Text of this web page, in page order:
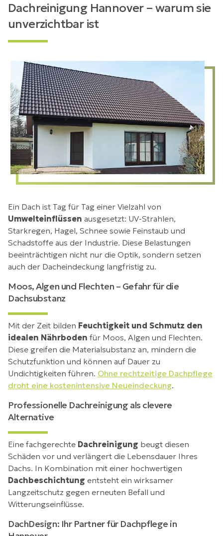
Dachreinigung Hannover – warum sie
unverzichtbar ist
Ein Dach ist Tag für Tag einer Vielzahl von
Umwelteinflüssen ausgesetzt: UV-Strahlen,
Starkregen, Hagel, Schnee sowie Feinstaub und
Schadstoffe aus der Industrie. Diese Belastungen
beeinträchtigen nicht nur die Optik, sondern setzen
auch der Dacheindeckung langfristig zu.
Moos, Algen und Flechten – Gefahr für die
Dachsubstanz
Mit der Zeit bilden Feuchtigkeit und Schmutz den
idealen Nährboden für Moos, Algen und Flechten.
Diese greifen die Materialsubstanz an, mindern die
Schutzfunktion und können auf Dauer zu
Undichtigkeiten führen. Ohne rechtzeitige Dachpflege
droht eine kostenintensive Neueindeckung.
Professionelle Dachreinigung als clevere
Alternative
Eine fachgerechte Dachreinigung beugt diesen
Schäden vor und verlängert die Lebensdauer Ihres
Dachs. In Kombination mit einer hochwertigen
Dachbeschichtung entsteht ein wirksamer
Langzeitschutz gegen erneuten Befall und
Witterungseinflüsse.
DachDesign: Ihr Partner für Dachpflege in